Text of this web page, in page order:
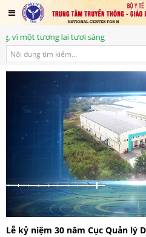
Lễ kỷ niệm 30 năm Cục Quản lý